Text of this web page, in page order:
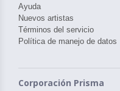
Ayuda
Nuevos artistas
Términos del servicio
Política de manejo de datos
Corporación Prisma